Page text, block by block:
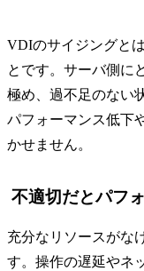
VDIのサイジングと
とです。サーバ側に
極め、過不足のない
パフォーマンス低下
かせません。
不適切だとパフ
充分なリソースがな
す。操作の遅延やネ